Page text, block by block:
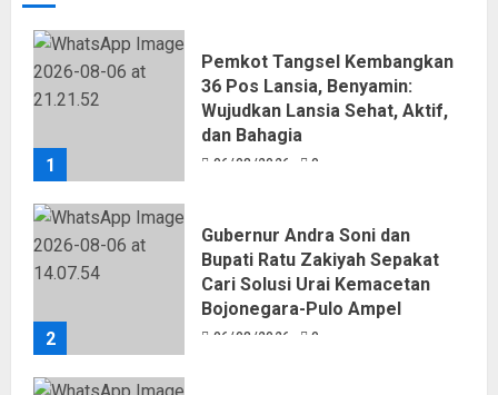
1
Pemkot Tangsel Kembangkan
36 Pos Lansia, Benyamin:
Wujudkan Lansia Sehat, Aktif,
dan Bahagia
06/08/2026 0
2
Gubernur Andra Soni dan
Bupati Ratu Zakiyah Sepakat
Cari Solusi Urai Kemacetan
Bojonegara-Pulo Ampel
06/08/2026 0